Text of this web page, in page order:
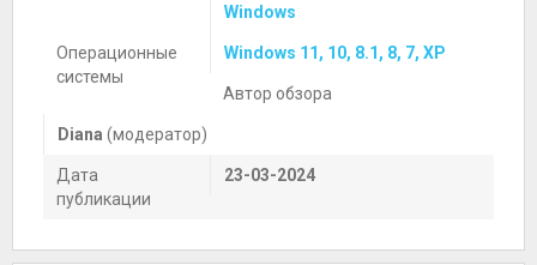
Windows
Операционные
системы
Windows 11, 10, 8.1, 8, 7, XP
Автор обзора
Diana (модератор)
Дата
публикации
23-03-2024